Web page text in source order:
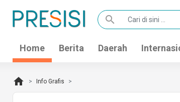
search
Home Berita Daerah
home Info Grafis